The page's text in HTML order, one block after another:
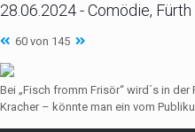
28.06.2024 - Comödie, Fürth
60 von 145
Bei „Fisch fromm Frisör“ wird´s in
Kracher – könnte man ein vom